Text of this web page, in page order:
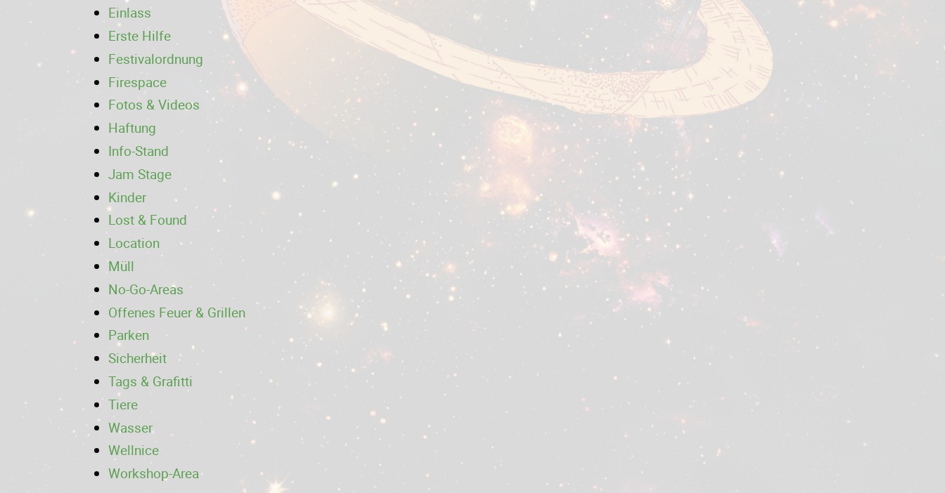
Einlass
Erste Hilfe
Festivalordnung
Firespace
Fotos & Videos
Haftung
Info-Stand
Jam Stage
Kinder
Lost & Found
Location
Müll
No-Go-Areas
Offenes Feuer & Grillen
Parken
Sicherheit
Tags & Grafitti
Tiere
Wasser
Wellnice
Workshop-Area